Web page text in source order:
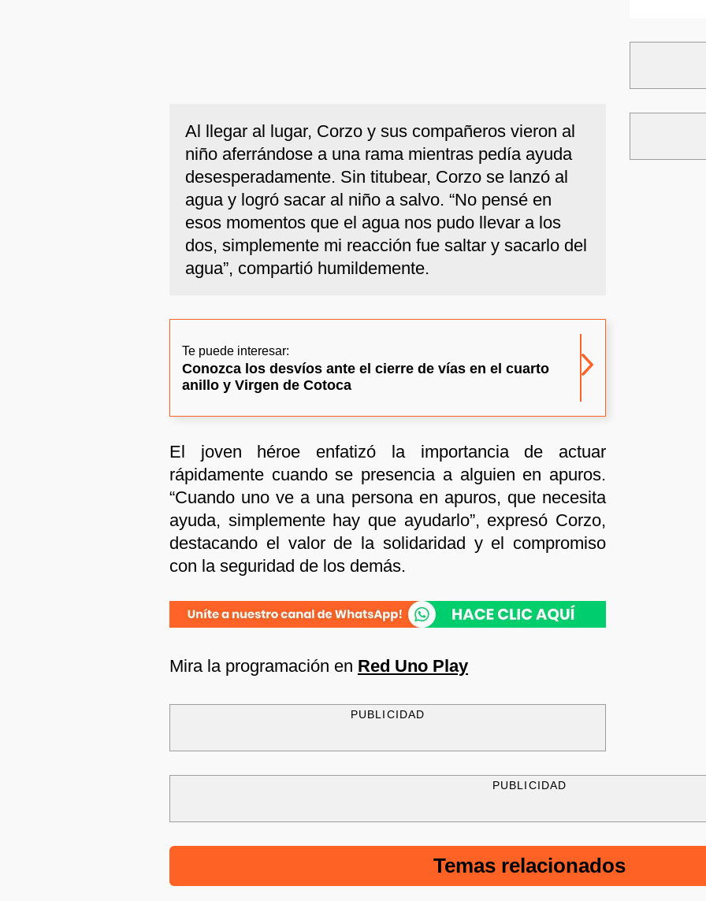
Al llegar al lugar, Corzo y sus compañeros vieron al
niño aferrándose a una rama mientras pedía ayuda
desesperadamente. Sin titubear, Corzo se lanzó al
agua y logró sacar al niño a salvo. “No pensé en
esos momentos que el agua nos pudo llevar a los
dos, simplemente mi reacción fue saltar y sacarlo del
agua”, compartió humildemente.
Te puede interesar:
Conozca los desvíos ante el cierre de vías en el cuarto
anillo y Virgen de Cotoca
El joven héroe enfatizó la importancia de actuar
rápidamente cuando se presencia a alguien en apuros.
“Cuando uno ve a una persona en apuros, que necesita
ayuda, simplemente hay que ayudarlo”, expresó Corzo,
destacando el valor de la solidaridad y el compromiso
con la seguridad de los demás.
Mira la programación en Red Uno Play
PUBLICIDAD
PUBLICIDAD
Temas relacionados